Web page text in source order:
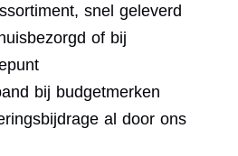
snel geleverd
of bij
bij budgetmerken
al door ons